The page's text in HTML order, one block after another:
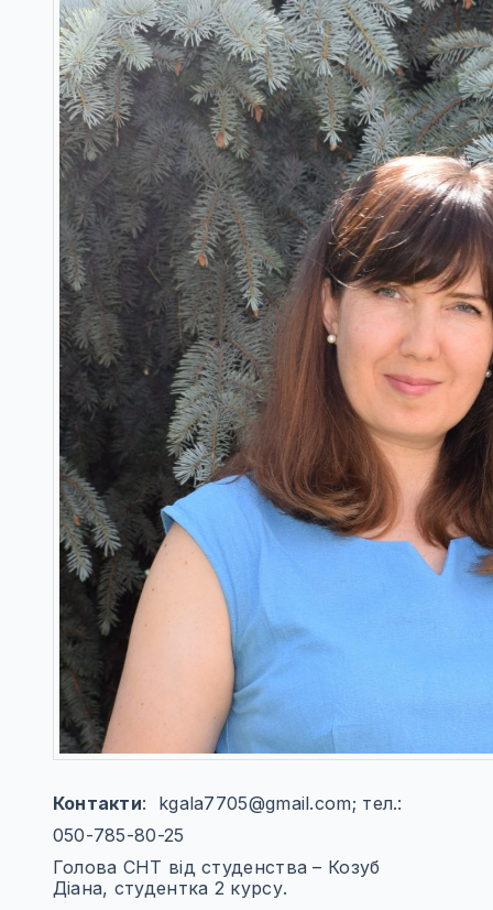
Контакти: kgala7705@gmail.com; тел.:
050-785-80-25
Голова СНТ від студенства – Козуб
Діана, студентка 2 курсу.